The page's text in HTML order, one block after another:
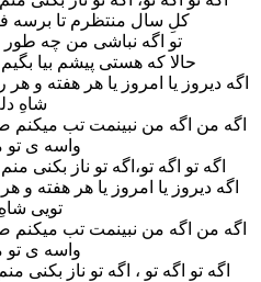
کلِ سال منتظرم تا برسه
تو اگه نباشی من چه طور
حالا که هستی پیشم بیا
اگه دیروز یا امروز یا هر هفته و
شاهِ
اگه من اگه من نبینمت تب میکنم
واسه ی تو
اگه تو اگه تو،اگه تو ناز بکنی
اگه دیروز یا امروز یا هر هفته
تویی
اگه من اگه من نبینمت تب میکنم
واسه ی تو
اگه تو اگه تو ، اگه تو ناز بکنی